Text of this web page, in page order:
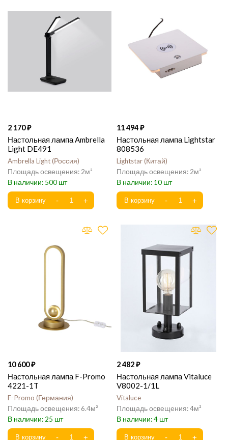
2 170
Настольная лампа Ambrella
Light DE491
Ambrella Light Россия
2
500
11 494
Настольная лампа Lightstar
808536
Lightstar Китай
2
10
10 600
Настольная лампа F-Promo
4221-1T
F-Promo Германия
6.4
25
2 482
Настольная лампа Vitaluce
V8002-1/1L
Vitaluce
4
4